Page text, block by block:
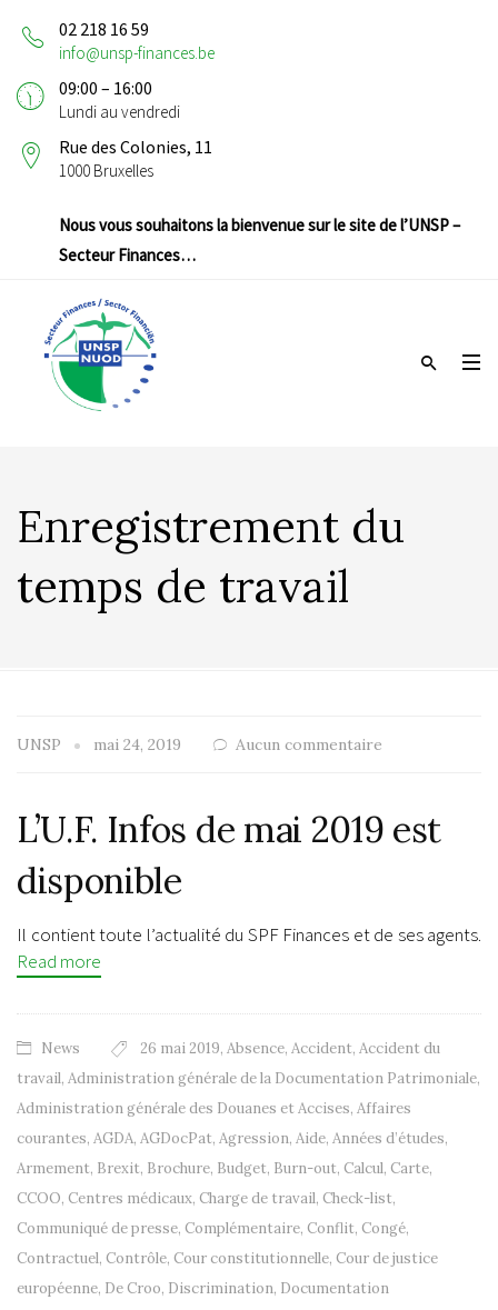
02 218 16 59
info@unsp-finances.be
09:00 – 16:00
Lundi au vendredi
Rue des Colonies, 11
1000 Bruxelles
Nous vous souhaitons la bienvenue sur le site de l’UNSP –
Secteur Finances…
Enregistrement du
temps de travail
UNSP mai 24, 2019 Aucun commentaire
L’U.F. Infos de mai 2019 est
disponible
Il contient toute l’actualité du SPF Finances et de ses agents.
Read more
News 26 mai 2019, Absence, Accident, Accident du
travail, Administration générale de la Documentation Patrimoniale,
Administration générale des Douanes et Accises, Affaires
courantes, AGDA, AGDocPat, Agression, Aide, Années d’études,
Armement, Brexit, Brochure, Budget, Burn-out, Calcul, Carte,
CCOO, Centres médicaux, Charge de travail, Check-list,
Communiqué de presse, Complémentaire, Conflit, Congé,
Contractuel, Contrôle, Cour constitutionnelle, Cour de justice
européenne, De Croo, Discrimination, Documentation